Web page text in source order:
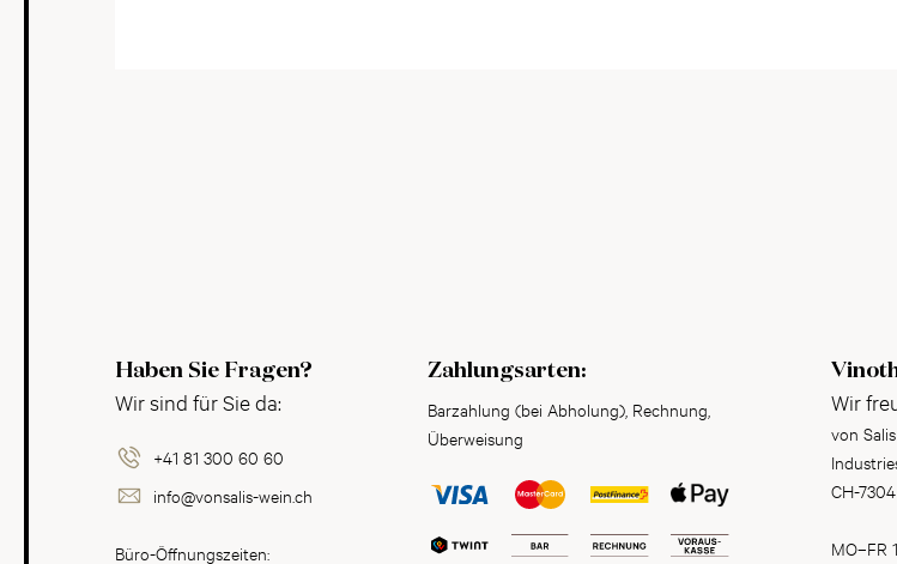
Haben Sie Fragen?
Wir sind für Sie da:
+41 81 300 60 60
info@vonsalis-wein.ch
Büro-Öffnungszeiten:
Zahlungsarten:
Barzahlung (bei Abholung), Rechnung,
Überweisung
Wir
von
CH-
MO–FR